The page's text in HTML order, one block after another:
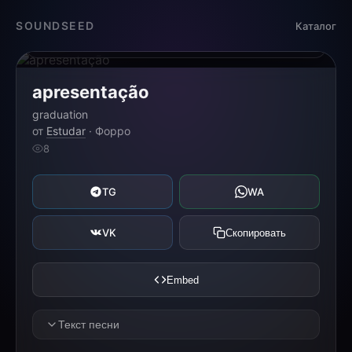
SOUNDSEED Каталог
apresentação
graduation
от Estudar · Форро
8
TG WA
VK Скопировать
Embed
Текст песни